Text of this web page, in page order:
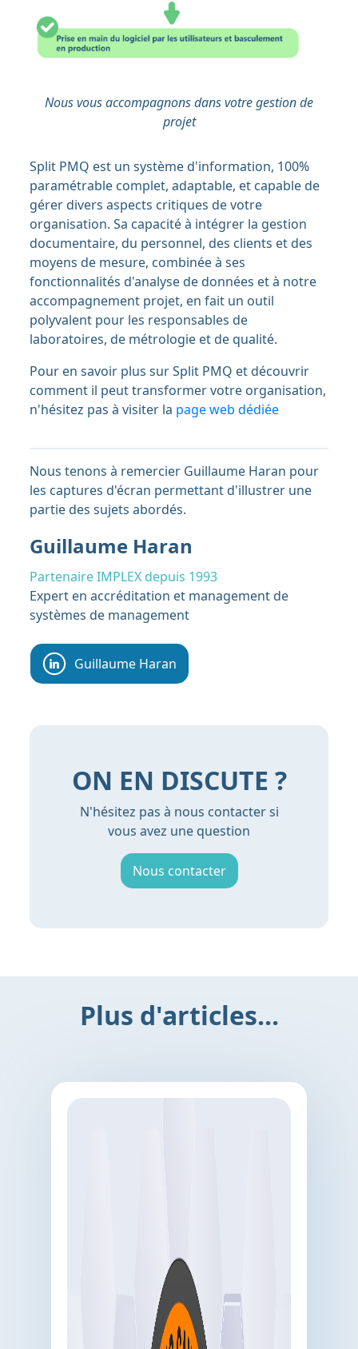
Nous vous accompagnons dans votre gestion de
projet
Split PMQ est un système d'information, 100%
paramétrable complet, adaptable, et capable de
gérer divers aspects critiques de votre
organisation. Sa capacité à intégrer la gestion
documentaire, du personnel, des clients et des
moyens de mesure, combinée à ses
fonctionnalités d'analyse de données et à notre
accompagnement projet, en fait un outil
polyvalent pour les responsables de
laboratoires, de métrologie et de qualité.
Pour en savoir plus sur Split PMQ et découvrir
comment il peut transformer votre organisation,
n'hésitez pas à visiter la page web dédiée
Nous tenons à remercier Guillaume Haran pour
les captures d'écran permettant d'illustrer une
partie des sujets abordés.
Guillaume Haran
Partenaire IMPLEX depuis 1993
Expert en accréditation et management de
systèmes de management
Guillaume Haran
ON EN DISCUTE ?
N'hésitez pas à nous contacter si
vous avez une question
Nous contacter
Plus d'articles...